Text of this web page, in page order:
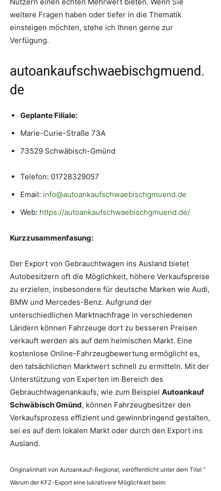
weitere Fragen haben oder tiefer in die Thematik
einsteigen möchten, stehe ich Ihnen gerne zur
Verfügung.
autoankaufschwaebischgmuend.
de
Geplante Filiale:
Marie-Curie-Straße 73A
73529 Schwäbisch-Gmünd
Telefon: 01728329057
Email: info@autoankaufschwaebischgmuend.de
Web: https://autoankaufschwaebischgmuend.de/
Kurzzusammenfasung:
Der Export von Gebrauchtwagen ins Ausland bietet
Autobesitzern oft die Möglichkeit, höhere Verkaufspreise
zu erzielen, insbesondere für deutsche Marken wie Audi,
BMW und Mercedes-Benz. Aufgrund der
unterschiedlichen Marktnachfrage in verschiedenen
Ländern können Fahrzeuge dort zu besseren Preisen
verkauft werden als auf dem heimischen Markt. Eine
kostenlose Online-Fahrzeugbewertung ermöglicht es,
den tatsächlichen Marktwert schnell zu ermitteln. Mit der
Unterstützung von Experten im Bereich des
Gebrauchtwagenankaufs, wie zum Beispiel Autoankauf
Schwäbisch Gmünd, können Fahrzeugbesitzer den
Verkaufsprozess effizient und gewinnbringend gestalten,
sei es auf dem lokalen Markt oder durch den Export ins
Ausland.
Originalinhalt von Autoankauf-Regional, veröffentlicht unter dem Titel “
Warum der KFZ-Export eine lukrativere Möglichkeit beim